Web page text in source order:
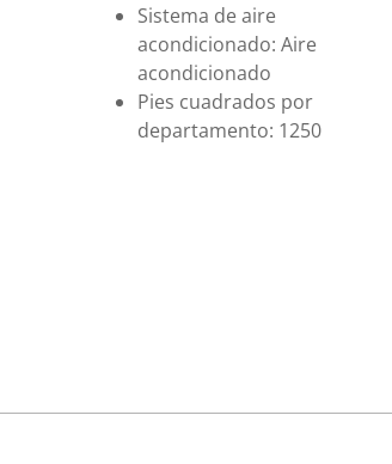
Sistema de aire
acondicionado: Aire
acondicionado
Pies cuadrados por
departamento: 1250